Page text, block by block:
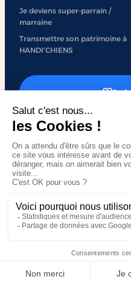
Je deviens super-parrain /
marraine
Transmettre son patrimoine à
HANDI’CHIENS
Je
J'engage
Politique
Plan
Made by